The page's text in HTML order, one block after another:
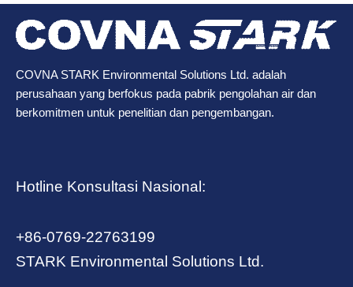
COVNA STARK Environmental Solutions Ltd. adalah
perusahaan yang berfokus pada pabrik pengolahan air dan
berkomitmen untuk penelitian dan pengembangan.
Hotline Konsultasi Nasional:
+86-0769-22763199
STARK Environmental Solutions Ltd.